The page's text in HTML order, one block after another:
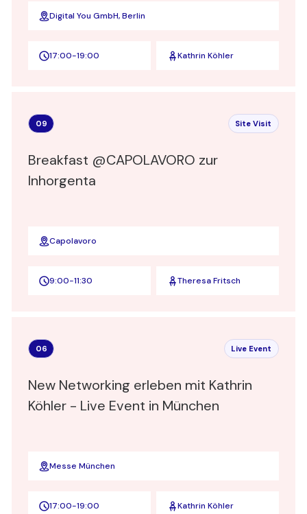
Digital You GmbH, Berlin
17:00-19:00 Kathrin Köhler
09 Site Visit
Breakfast @CAPOLAVORO zur
Inhorgenta
Capolavoro
9:00-11:30 Theresa Fritsch
06 Live Event
New Networking erleben mit Kathrin
Köhler - Live Event in München
Messe München
17:00-19:00 Kathrin Köhler